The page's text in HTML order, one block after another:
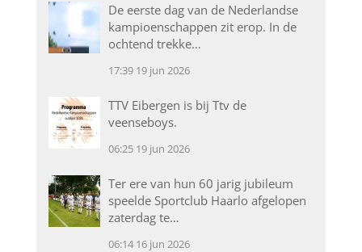
De eerste dag van de Nederlandse
kampioenschappen zit erop. In de
ochtend trekke…
17:39 19 jun 2026
TTV Eibergen is bij Ttv de
veenseboys.
06:25 19 jun 2026
Ter ere van hun 60 jarig jubileum
speelde Sportclub Haarlo afgelopen
zaterdag te…
06:14 16 jun 2026